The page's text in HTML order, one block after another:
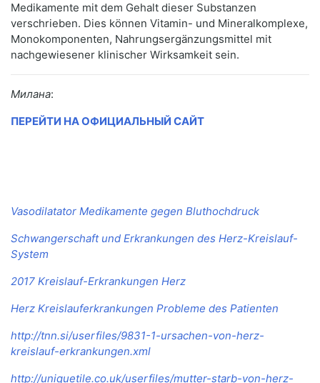
Medikamente mit dem Gehalt dieser Substanzen
verschrieben. Dies können Vitamin- und Mineralkomplexe,
Monokomponenten, Nahrungsergänzungsmittel mit
nachgewiesener klinischer Wirksamkeit sein.
Милана:
ПЕРЕЙТИ НА ОФИЦИАЛЬНЫЙ САЙТ
Vasodilatator Medikamente gegen Bluthochdruck
Schwangerschaft und Erkrankungen des Herz-Kreislauf-
System
2017 Kreislauf-Erkrankungen Herz
Herz Kreislauferkrankungen Probleme des Patienten
http://tnn.si/userfiles/9831-1-ursachen-von-herz-
kreislauf-erkrankungen.xml
http://uniquetile.co.uk/userfiles/mutter-starb-von-herz-